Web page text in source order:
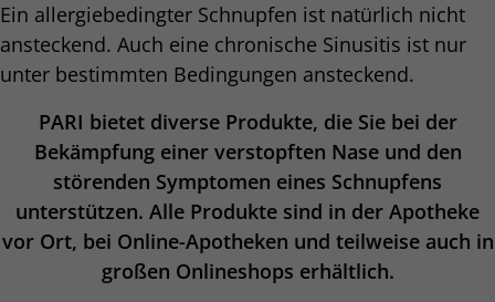
Ein allergiebedingter Schnupfen ist natürlich nicht
ansteckend. Auch eine chronische Sinusitis ist nur
unter bestimmten Bedingungen ansteckend.
PARI bietet diverse Produkte, die Sie bei der
Bekämpfung einer verstopften Nase und den
störenden Symptomen eines Schnupfens
unterstützen. Alle Produkte sind in der Apotheke
vor Ort, bei Online-Apotheken und teilweise auch in
großen Onlineshops erhältlich.